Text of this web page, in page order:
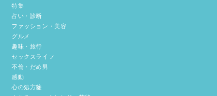
特集
占い・診断
ファッション・美容
グルメ
趣味・旅行
セックスライフ
不倫・だめ男
感動
心の処方箋